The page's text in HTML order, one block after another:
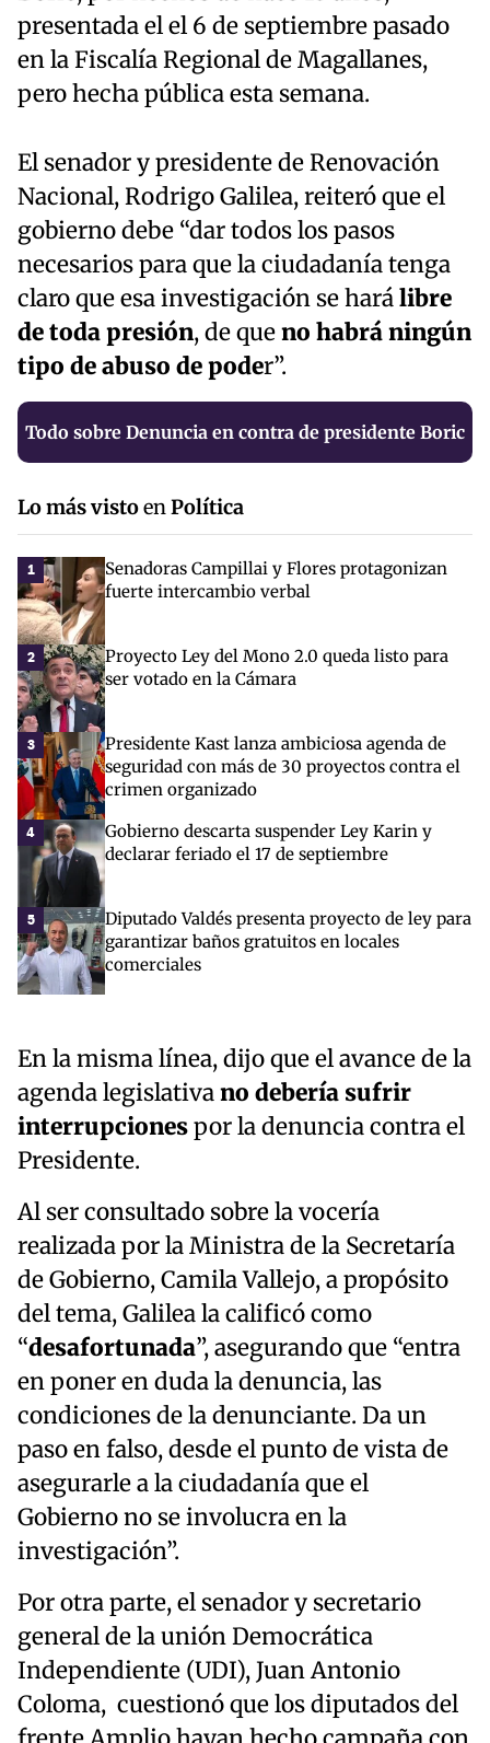
presentada el el 6 de septiembre pasado
en la Fiscalía Regional de Magallanes,
pero hecha pública esta semana.
El senador y presidente de Renovación
Nacional, Rodrigo Galilea, reiteró que el
gobierno debe “dar todos los pasos
necesarios para que la ciudadanía tenga
claro que esa investigación se harálibre
de toda presión, de queno habrá ningún
tipo de abuso de poder”.
Todo sobre Denuncia en contra de presidente Boric
Lo más vistoenPolítica
1
Senadoras Campillai y Flores protagonizan
fuerte intercambio verbal
2
Proyecto Ley del Mono 2.0 queda listo para
ser votado en la Cámara
3
Presidente Kast lanza ambiciosa agenda de
seguridad con más de 30 proyectos contra el
crimen organizado
4
Gobierno descarta suspender Ley Karin y
declarar feriado el 17 de septiembre
5
Diputado Valdés presenta proyecto de ley para
garantizar baños gratuitos en locales
comerciales
En la misma línea, dijo que el avance de la
agenda legislativano debería sufrir
interrupcionespor la denuncia contra el
Presidente.
Al ser consultado sobre la vocería
realizada por la Ministra de la Secretaría
de Gobierno, Camila Vallejo, a propósito
del tema, Galilea la calificó como
“desafortunada”, asegurando que “entra
en poner en duda la denuncia, las
condiciones de la denunciante. Da un
paso en falso, desde el punto de vista de
asegurarle a la ciudadanía que el
Gobierno no se involucra en la
investigación”.
Por otra parte, el senador y secretario
general de la unión Democrática
Independiente (UDI), Juan Antonio
Coloma, cuestionó que los diputados del